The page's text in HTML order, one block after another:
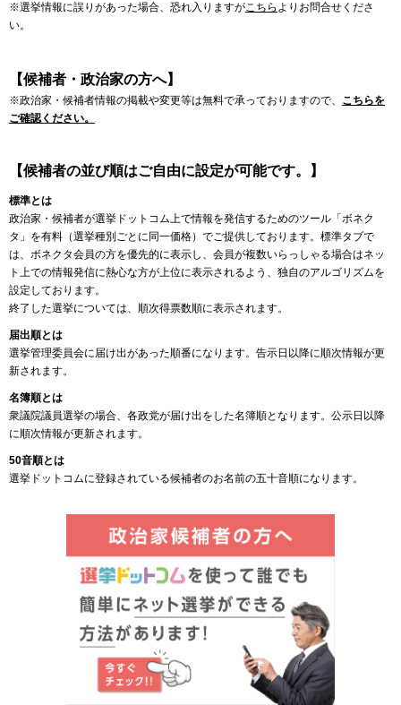
※選挙情報に誤りがあった場合、恐れ入りますがこちら よりお問合せくださ
い。
【候補者・政治家の方へ】
※政治家・候補者情報の掲載や変更等は無料で承っておりますので、 こちらを
ご確認ください。
【候補者の並び順はご自由に設定が可能です。】
標準とは
政治家・候補者が選挙ドットコム上で情報を発信するためのツール「ボネク
タ」を有料（選挙種別ごとに同一価格）でご提供しております。標準タブで
は、ボネクタ会員の方を優先的に表示し、会員が複数いらっしゃる場合はネッ
ト上での情報発信に熱心な方が上位に表示されるよう、独自のアルゴリズムを
設定しております。
終了した選挙については、順次得票数順に表示されます。
届出順とは
選挙管理委員会に届け出があった順番になります。告示日以降に順次情報が更
新されます。
名簿順とは
衆議院議員選挙の場合、各政党が届け出をした名簿順となります。公示日以降
に順次情報が更新されます。
50音順とは
選挙ドットコムに登録されている候補者のお名前の五十音順になります。